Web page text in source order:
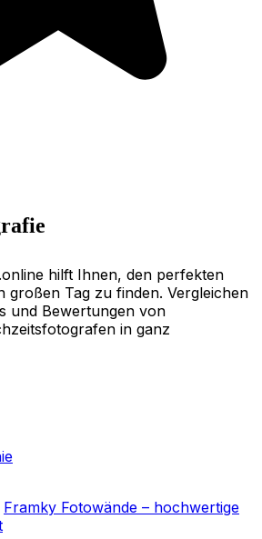
hilft Ihnen, den perfekten
großen Tag zu finden. Vergleichen
und Bewertungen von
in ganz
Framky Fotowände – hochwertige